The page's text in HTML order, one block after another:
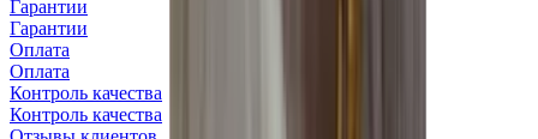
Гарантии
Гарантии
Оплата
Оплата
Контроль качества
Контроль качества